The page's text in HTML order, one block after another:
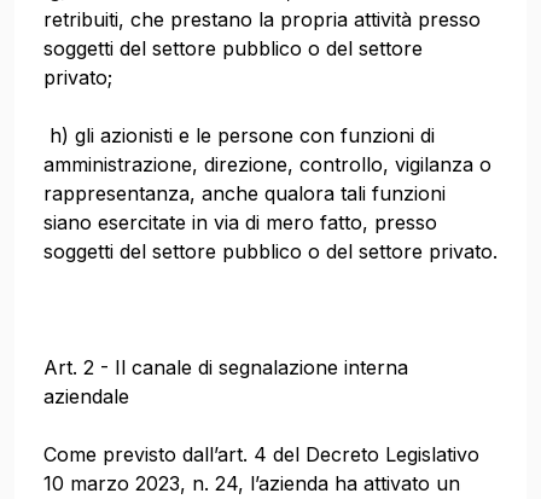
retribuiti, che prestano la propria attività presso
soggetti del settore pubblico o del settore
privato;
h) gli azionisti e le persone con funzioni di
amministrazione, direzione, controllo, vigilanza o
rappresentanza, anche qualora tali funzioni
siano esercitate in via di mero fatto, presso
soggetti del settore pubblico o del settore privato.
Art. 2 - Il canale di segnalazione interna
aziendale
Come previsto dall’art. 4 del Decreto Legislativo
10 marzo 2023, n. 24, l’azienda ha attivato un